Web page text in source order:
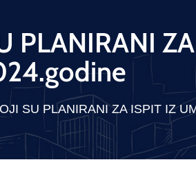
PLANIRANI
SU PLANIRANI ZA ISPIT IZ